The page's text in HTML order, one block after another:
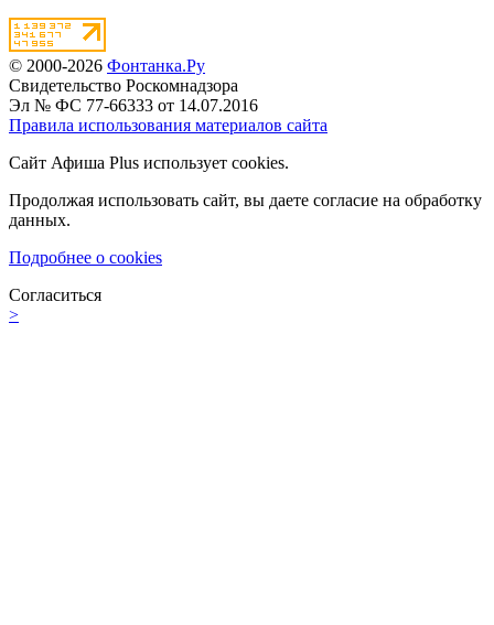
© 2000-2026 Фонтанка.Ру
Свидетельство Роскомнадзора
Эл № ФС 77-66333 от 14.07.2016
Правила использования материалов сайта
Сайт Афиша Plus использует cookies.
Продолжая использовать сайт, вы даете согласие на обработку
данных.
Подробнее о cookies
Согласиться
>